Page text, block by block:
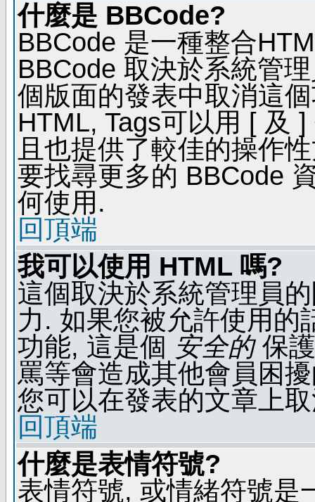
什麼是 BBCode?
BBCode 是一種整合
BBCode 取決於系統管
個版面的發表中取消這
HTML, Tags可以用 [ 及
且也提供了較佳的操作
要找尋更多的 BBCode
何使用.
回頂端
我可以使用 HTML 嗎?
這個取決於系統管理員
力. 如果您被允許使用的
功能, 這是個 安全的保
罵等會造成其他會員困
您可以在發表的文章上
回頂端
什麼是表情符號?
表情符號, 或情緒符號是